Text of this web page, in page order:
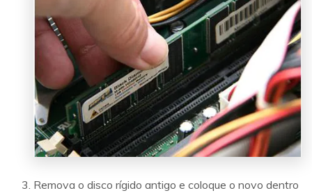
Remova o disco rígido antigo e coloque o novo dentro